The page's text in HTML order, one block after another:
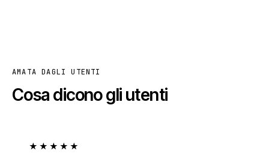
AMATA DAGLI UTENTI
Cosa dicono gli utenti
★★★★★